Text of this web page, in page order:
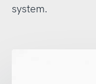
system.